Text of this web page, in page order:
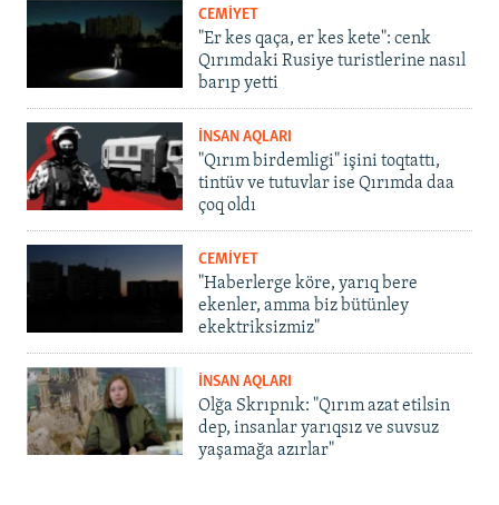
CEMİYET
"Er kes qaça, er kes kete": cenk
Qırımdaki Rusiye turistlerine nasıl
barıp yetti
İNSAN AQLARI
"Qırım birdemligi" işini toqtattı,
tintüv ve tutuvlar ise Qırımda daa
çoq oldı
CEMİYET
"Haberlerge köre, yarıq bere
ekenler, amma biz bütünley
ekektriksizmiz"
İNSAN AQLARI
Olğa Skrıpnık: "Qırım azat etilsin
dep, insanlar yarıqsız ve suvsuz
yaşamağa azırlar"